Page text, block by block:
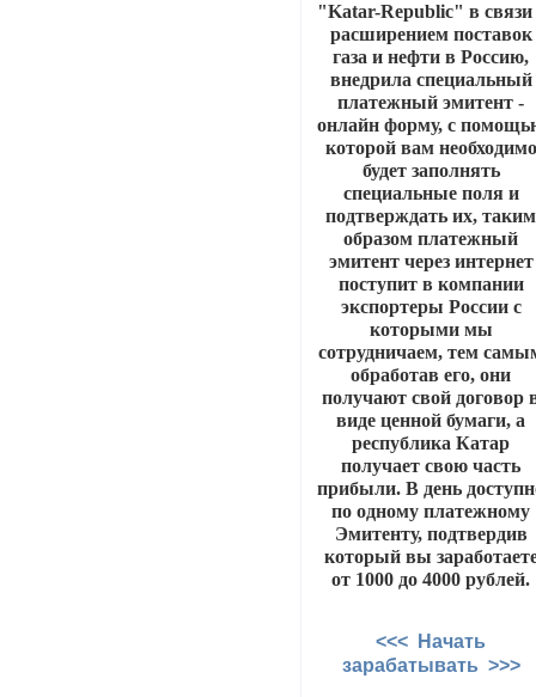
"Katar-Republic" в связи
расширением поставок
газа и нефти в Россию,
внедрила специальный
платежный эмитент -
онлайн форму, с
которой вам необходимо
будет заполнять
специальные поля и
подтверждать их, таким
образом платежный
эмитент через интернет
поступит в компании
экспортеры России с
которыми мы
сотрудничаем, тем
обработав его, они
получают свой договор
виде ценной бумаги, а
республика Катар
получает свою часть
прибыли. В день
по одному платежному
Эмитенту, подтвердив
который вы
от 1000 до 4000 рублей.
<<< Начать
зарабатывать >>>